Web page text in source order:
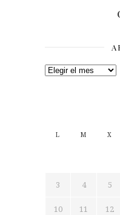
Archivos
L M X
3 4 5
10 11 12